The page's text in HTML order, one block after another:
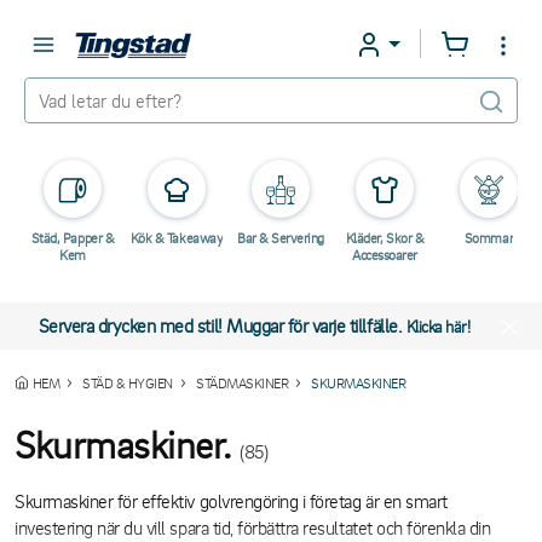
Städ, Papper &
Kem
Kök & Takeaway Bar & Servering
Kläder, Skor &
Accessoarer
Sommar
Servera drycken med stil! Muggar för varje tillfälle. Klicka här!
HEM STÄD & HYGIEN STÄDMASKINER SKURMASKINER
Skurmaskiner. (85)
Skurmaskiner för effektiv golvrengöring i företag är en smart
investering när du vill spara tid, förbättra resultatet och förenkla din